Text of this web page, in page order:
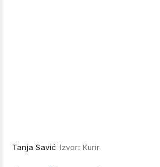
Tanja Savić Izvor: Kurir